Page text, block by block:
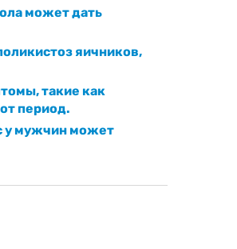
может дать
яичников,
такие как
период.
у мужчин может